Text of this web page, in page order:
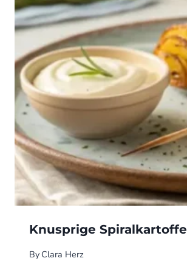
Knusprige
By Clara Herz